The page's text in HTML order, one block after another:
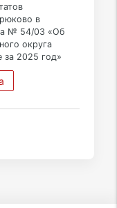
в
№ 54/03 «Об
округа
2025 год»